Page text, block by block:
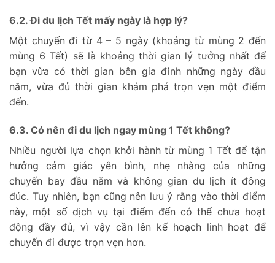
6.2. Đi du lịch Tết mấy ngày là hợp lý?
Một chuyến đi từ 4 – 5 ngày (khoảng từ mùng 2 đến
mùng 6 Tết) sẽ là khoảng thời gian lý tưởng nhất để
bạn vừa có thời gian bên gia đình những ngày đầu
năm, vừa đủ thời gian khám phá trọn vẹn một điểm
đến.
6.3. Có nên đi du lịch ngay mùng 1 Tết không?
Nhiều người lựa chọn khởi hành từ mùng 1 Tết để tận
hưởng cảm giác yên bình, nhẹ nhàng của những
chuyến bay đầu năm và không gian du lịch ít đông
đúc. Tuy nhiên, bạn cũng nên lưu ý rằng vào thời điểm
này, một số dịch vụ tại điểm đến có thể chưa hoạt
động đầy đủ, vì vậy cần lên kế hoạch linh hoạt để
chuyến đi được trọn vẹn hơn.